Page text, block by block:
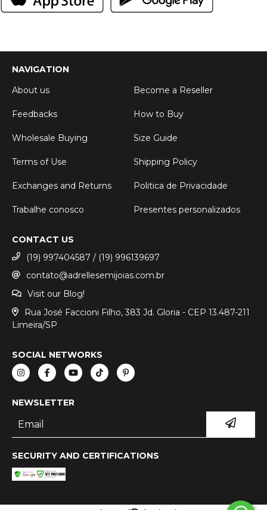
NAVIGATION
About us
Become a Reseller
Feedbacks How to Buy
Wholesale Buying Size Guide
Terms of Use Shipping Policy
Exchanges and Returns Politica de Privacidade
Trabalhe conosco Presentes personalizados
CONTACT US
(19) 997404587 / (19) 996139697
contato@adrellesemijoias.com.br
Visit our Blog!
Rua José Faccioni Filho, 383 Jd. Gloria - CEP 13.487-211
Limeira/SP
SOCIAL NETWORKS
NEWSLETTER
SECURITY AND CERTIFICATIONS